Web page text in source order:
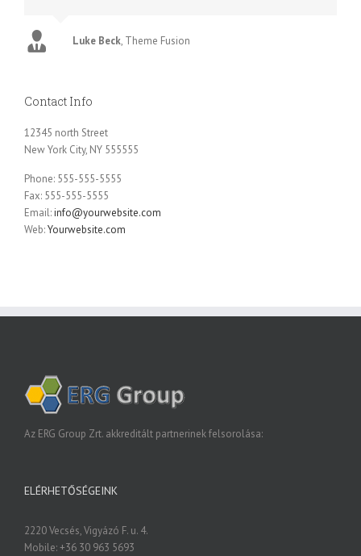
Luke Beck, Theme Fusion
Contact Info
12345 north Street
New York City, NY 555555
Phone: 555-555-5555
Fax: 555-555-5555
Email:info@yourwebsite.com
Web:Yourwebsite.com
Az ERG Group Zrt. akkreditált partnerinek felsorolása:
ELÉRHETŐSÉGEINK
2220 Vecsés, Vigyázó F. u. 4.
Mobile: +36 30 963 5693